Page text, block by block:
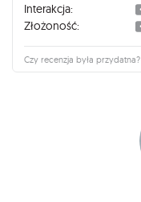
Interakcja:
Złożoność:
Czy recenzja była przydatna?